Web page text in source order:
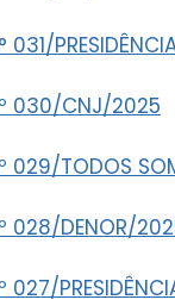
030/CNJ/2025
029/TODOS
028/DENOR/